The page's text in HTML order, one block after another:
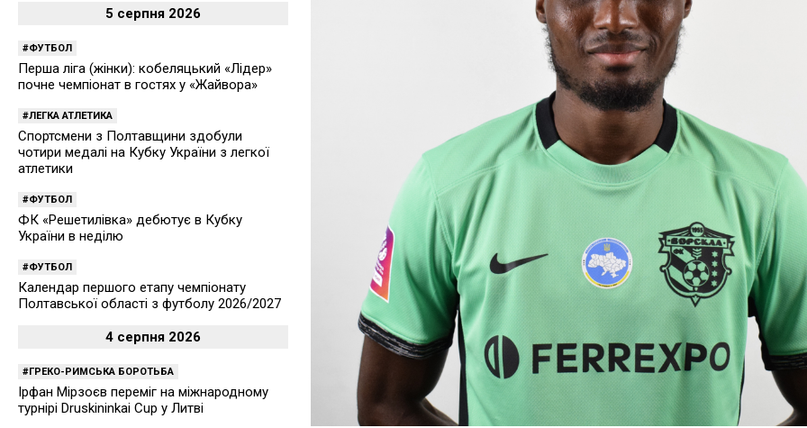
5 серпня 2026
ФУТБОЛ
Перша ліга (жінки): кобеляцький «Лідер»
почне чемпіонат в гостях у «Жайвора»
ЛЕГКА АТЛЕТИКА
Спортсмени з Полтавщини здобули
чотири медалі на Кубку України з легкої
атлетики
ФУТБОЛ
ФК «Решетилівка» дебютує в Кубку
України в неділю
ФУТБОЛ
Календар першого етапу чемпіонату
Полтавської області з футболу 2026/2027
4 серпня 2026
ГРЕКО-РИМСЬКА БОРОТЬБА
Ірфан Мірзоєв переміг на міжнародному
турнірі Druskininkai Cup у Литві